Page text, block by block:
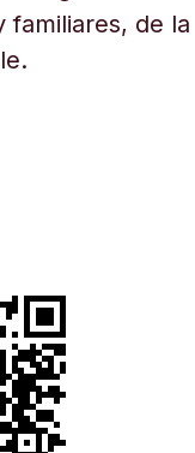
familiares, de la